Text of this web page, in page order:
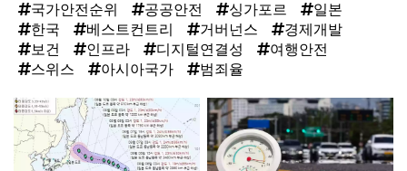
국가안전순위 공공안전 싱가포르
일본
한국
베스트컨트리 거버넌스
경제개발
보건
인프라 디지털연결성
여행안전
스위스
아시아국가 범죄율
탑
라
인